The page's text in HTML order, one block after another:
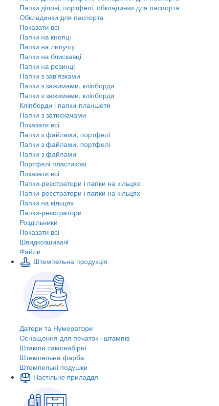
Папки ділові, портфелі, обкладинки для паспорта
Обкладинки для паспорта
Показати всі
Папки на кнопці
Папки на липучці
Папки на блискавці
Папки на резинці
Папки з зав'язками
Папки з зажимами, кліпборди
Папки з зажимами, кліпборди
Кліпборди і папки-планшети
Папки з затискачами
Показати всі
Папки з файлами, портфелі
Папки з файлами, портфелі
Папки з файлами
Портфелі пластикові
Показати всі
Папки-реєстратори і папки на кільцях
Папки-реєстратори і папки на кільцях
Папки на кільцях
Папки-реєстратори
Роздільники
Показати всі
Швидкозшивачi
Файли
Штемпельна продукція
Датери та Нумератори
Оснащення для печаток і штампів
Штампи самонабірні
Штемпельна фарба
Штемпельні подушки
Настільне приладдя